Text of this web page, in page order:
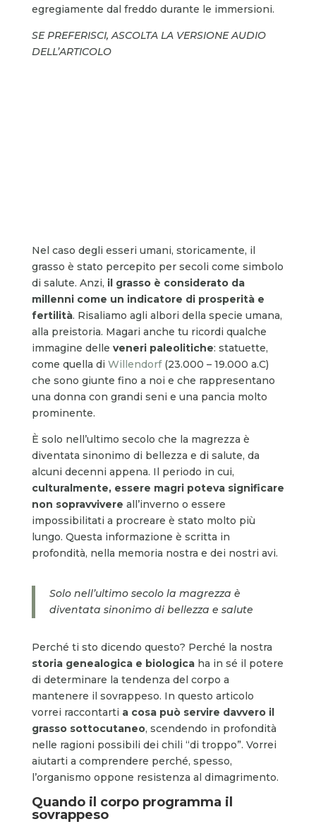
egregiamente dal freddo durante le immersioni.
SE PREFERISCI, ASCOLTA LA VERSIONE AUDIO
DELL’ARTICOLO
Nel caso degli esseri umani, storicamente, il
grasso è stato percepito per secoli come simbolo
di salute. Anzi, il grasso è considerato da
millenni come un indicatore di prosperità e
fertilità. Risaliamo agli albori della specie umana,
alla preistoria. Magari anche tu ricordi qualche
immagine delle veneri paleolitiche: statuette,
come quella di Willendorf(23.000 – 19.000 a.C)
che sono giunte fino a noi e che rappresentano
una donna con grandi seni e una pancia molto
prominente.
È solo nell’ultimo secolo che la magrezza è
diventata sinonimo di bellezza e di salute, da
alcuni decenni appena. Il periodo in cui,
culturalmente, essere magri poteva significare
non sopravvivere all’inverno o essere
impossibilitati a procreare è stato molto più
lungo. Questa informazione è scritta in
profondità, nella memoria nostra e dei nostri avi.
Solo nell’ultimo secolo la magrezza è
diventata sinonimo di bellezza e salute
Perché ti sto dicendo questo? Perché la nostra
storia genealogica e biologicaha in sé il potere
di determinare la tendenza del corpo a
mantenere il sovrappeso. In questo articolo
vorrei raccontarti a cosa può servire davvero il
grasso sottocutaneo, scendendo in profondità
nelle ragioni possibili dei chili “di troppo”. Vorrei
aiutarti a comprendere perché, spesso,
l’organismo oppone resistenza al dimagrimento.
Quando il corpo programma il
sovrappeso